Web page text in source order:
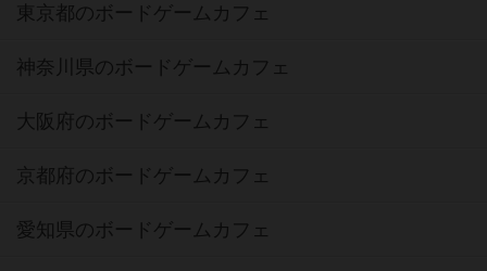
東京都のボードゲームカフェ
神奈川県のボードゲームカフェ
大阪府のボードゲームカフェ
京都府のボードゲームカフェ
愛知県のボードゲームカフェ